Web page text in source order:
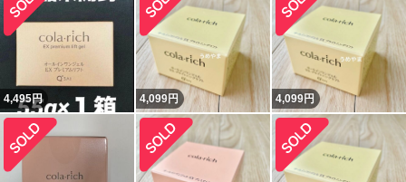
4,495円 4,099円 4,099円